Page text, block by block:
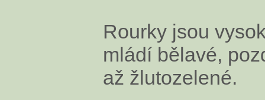
Rourky jsou
mládí bělavé,
až žlutozelené.